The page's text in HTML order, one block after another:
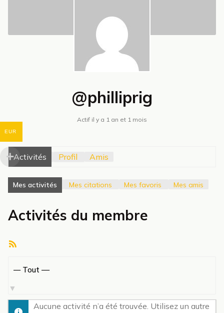
@philliprig
Actif il y a 1 an et 1 mois
Activités Profil Amis
Mes activités Mes citations Mes favoris Mes amis
Activités du membre
par
activité:
Aucune activité n’a été trouvée. Utilisez un autre
EUR